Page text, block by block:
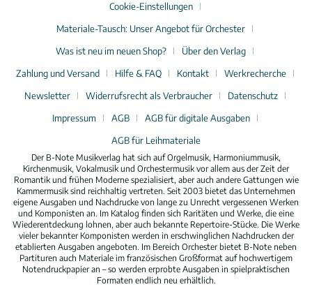
Cookie-Einstellungen
Materiale-Tausch: Unser Angebot für Orchester
Was ist neu im neuen Shop?
Über den Verlag
Zahlung und Versand
Hilfe & FAQ Kontakt
Werkrecherche
Newsletter
Widerrufsrecht als Verbraucher
Datenschutz
Impressum
AGB
AGB für digitale Ausgaben
AGB für Leihmateriale
Der B-Note Musikverlag hat sich auf Orgelmusik, Harmoniummusik,
Kirchenmusik, Vokalmusik und Orchestermusik vor allem aus der Zeit der
Romantik und frühen Moderne spezialisiert, aber auch andere Gattungen wie
Kammermusik sind reichhaltig vertreten. Seit 2003 bietet das Unternehmen
eigene Ausgaben und Nachdrucke von lange zu Unrecht vergessenen Werken
und Komponisten an. Im Katalog finden sich Raritäten und Werke, die eine
Wiederentdeckung lohnen, aber auch bekannte Repertoire-Stücke. Die Werke
vieler bekannter Komponisten werden in erschwinglichen Nachdrucken der
etablierten Ausgaben angeboten. Im Bereich Orchester bietet B-Note neben
Partituren auch Materiale im französischen Großformat auf hochwertigem
Notendruckpapier an – so werden erprobte Ausgaben in spielpraktischen
Formaten endlich neu erhältlich.